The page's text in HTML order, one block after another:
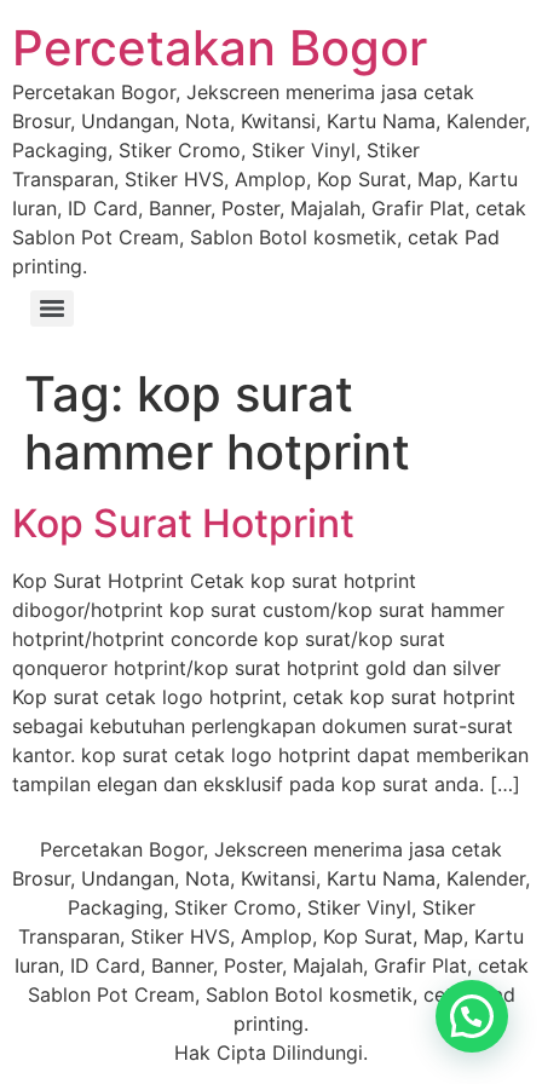
Percetakan Bogor
Percetakan Bogor, Jekscreen menerima jasa cetak
Brosur, Undangan, Nota, Kwitansi, Kartu Nama, Kalender,
Packaging, Stiker Cromo, Stiker Vinyl, Stiker
Transparan, Stiker HVS, Amplop, Kop Surat, Map, Kartu
Iuran, ID Card, Banner, Poster, Majalah, Grafir Plat, cetak
Sablon Pot Cream, Sablon Botol kosmetik, cetak Pad
printing.
Tag: kop surat
hammer hotprint
Kop Surat Hotprint
Kop Surat Hotprint Cetak kop surat hotprint
dibogor/hotprint kop surat custom/kop surat hammer
hotprint/hotprint concorde kop surat/kop surat
qonqueror hotprint/kop surat hotprint gold dan silver
Kop surat cetak logo hotprint, cetak kop surat hotprint
sebagai kebutuhan perlengkapan dokumen surat-surat
kantor. kop surat cetak logo hotprint dapat memberikan
tampilan elegan dan eksklusif pada kop surat anda. […]
Percetakan Bogor, Jekscreen menerima jasa cetak
Brosur, Undangan, Nota, Kwitansi, Kartu Nama, Kalender,
Packaging, Stiker Cromo, Stiker Vinyl, Stiker
Transparan, Stiker HVS, Amplop, Kop Surat, Map, Kartu
Iuran, ID Card, Banner, Poster, Majalah, Grafir Plat, cetak
Sablon Pot Cream, Sablon Botol kosmetik, cetak Pad
printing.
Hak Cipta Dilindungi.